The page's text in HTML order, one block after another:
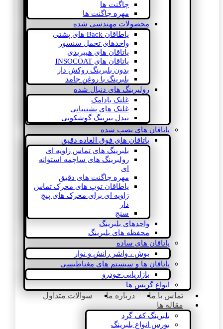
چاگنت ها
مهره چاگنت ها
محصولات مهندسی شده
یاطاقان Back های پشتی
واحدهای تحمل سنسور
یاتاقان های هیبریدی
یاتاقان های INSOCOAT
بدون بلبرینگ روکش دار
بلبرینگ با روغن جامد
رولبرینگ های دنبال شده
غلتک بادامک
غلتک های پشتیبانی
نیدل بیرینگ گوشکوبی
یاتاقان های نصب شده
یاتاقان های فوق العاده دقیق
بلبرینگ های تماس زاویه ای
رولبرینگ های ساچمه استوانه
ای
مهره چاگنت های دقیق
یاطاقان توپ های محرک تماس
زاویه ای برای محرک های پیچ
دار
سنج
واحدهای بلبرینگ
محفظه های بلبرینگ
یاتاقان های ساده
بوش ، واشر رانش و نوار
یاتاقان ها و سیستم های مغناطیسی
بازاریابی خودرو
انواع گریس ها
تماس با ما درباره ما
سوالات متداول
مقاله ها
بلبرینگ کف گرد
بورس انواع بلبرینگ